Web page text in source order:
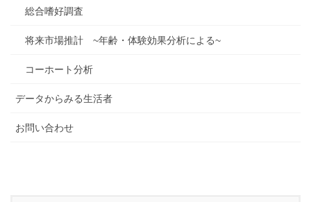
総合嗜好調査
将来市場推計 ~年齢・体験効果分析による~
コーホート分析
データからみる生活者
お問い合わせ